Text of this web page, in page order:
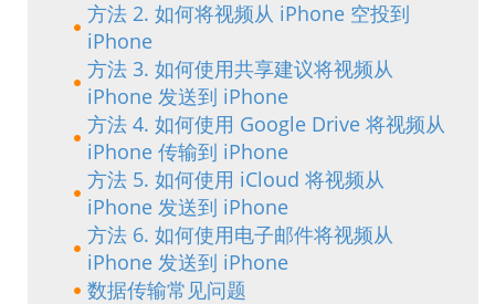
方法 2. 如何将视频从 iPhone 空投到
iPhone
方法 3. 如何使用共享建议将视频从
iPhone 发送到 iPhone
方法 4. 如何使用 Google Drive 将视频从
iPhone 传输到 iPhone
方法 5. 如何使用 iCloud 将视频从
iPhone 发送到 iPhone
方法 6. 如何使用电子邮件将视频从
iPhone 发送到 iPhone
数据传输常见问题